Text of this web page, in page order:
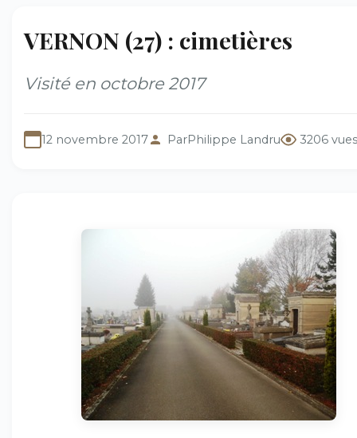
VERNON (27) : cimetières
Visité en octobre 2017
12 novembre 2017 ParPhilippe Landru 3206 vues